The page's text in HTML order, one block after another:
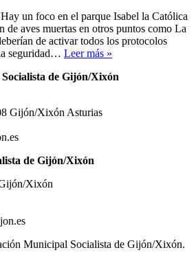
un foco en el parque Isabel la Católica
de aves muertas en otros puntos como La
de activar todos los protocolos
seguridad… Leer más »
reclamará
aviar
de Gijón/Xixón
Gijón/Xixón Asturias
de Gijón/Xixón
Xixón
Municipal Socialista de Gijón/Xixón.